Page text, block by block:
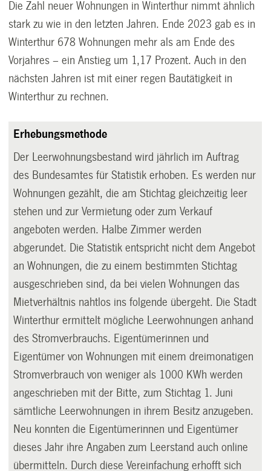
Die Zahl neuer Wohnungen in Winterthur nimmt ähnlich
stark zu wie in den letzten Jahren. Ende 2023 gab es in
Winterthur 678 Wohnungen mehr als am Ende des
Vorjahres – ein Anstieg um 1,17 Prozent. Auch in den
nächsten Jahren ist mit einer regen Bautätigkeit in
Winterthur zu rechnen.
Erhebungsmethode
Der Leerwohnungsbestand wird jährlich im Auftrag
des Bundesamtes für Statistik erhoben. Es werden nur
Wohnungen gezählt, die am Stichtag gleichzeitig leer
stehen und zur Vermietung oder zum Verkauf
angeboten werden. Halbe Zimmer werden
abgerundet. Die Statistik entspricht nicht dem Angebot
an Wohnungen, die zu einem bestimmten Stichtag
ausgeschrieben sind, da bei vielen Wohnungen das
Mietverhältnis nahtlos ins folgende übergeht. Die Stadt
Winterthur ermittelt mögliche Leerwohnungen anhand
des Strom­verbrauchs. Eigentümerinnen und
Eigentümer von Wohnungen mit einem dreimonatigen
Stromverbrauch von weniger als 1000 KWh werden
angeschrieben mit der Bitte, zum Stichtag 1. Juni
sämtliche Leerwohnungen in ihrem Besitz anzugeben.
Neu konnten die Eigentümerinnen und Eigentümer
dieses Jahr ihre Angaben zum Leerstand auch online
übermitteln. Durch diese Vereinfachung erhofft sich